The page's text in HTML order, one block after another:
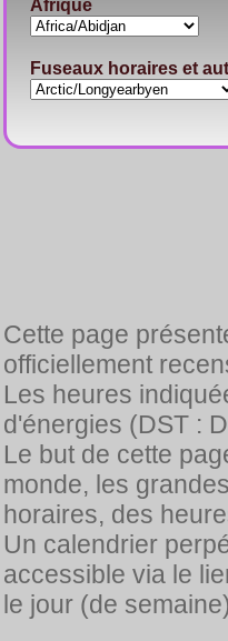
Afrique
Fuseaux horaires et
Cette page
officiellement
Les heures
d'énergies (DST :
Le but de cette
monde, les
horaires, des
Un calendrier
accessible via le
le jour (de